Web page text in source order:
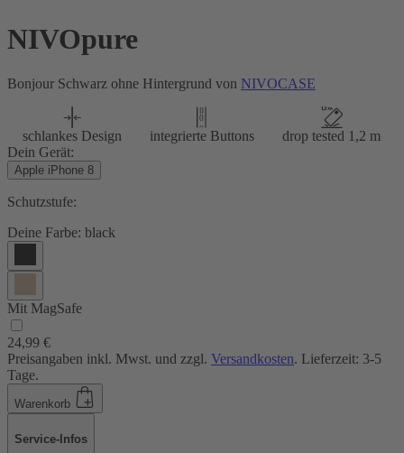
NIVOpure
Bonjour Schwarz ohne Hintergrund von NIVOCASE
schlankes Design integrierte Buttons
drop tested 1,2 m
Dein Gerät:
Apple iPhone 8
Schutzstufe:
Deine Farbe: black
Mit MagSafe
24,99 €
Preisangaben inkl. Mwst. und zzgl. Versandkosten. Lieferzeit: 3-5
Tage.
Warenkorb
Service-Infos